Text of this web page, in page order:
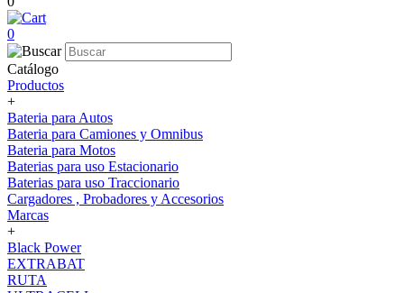
0
Catálogo
Productos
+
Bateria para Autos
Bateria para Camiones y Omnibus
Bateria para Motos
Baterias para uso Estacionario
Baterias para uso Traccionario
Cargadores , Probadores y Accesorios
Marcas
+
Black Power
EXTRABAT
RUTA